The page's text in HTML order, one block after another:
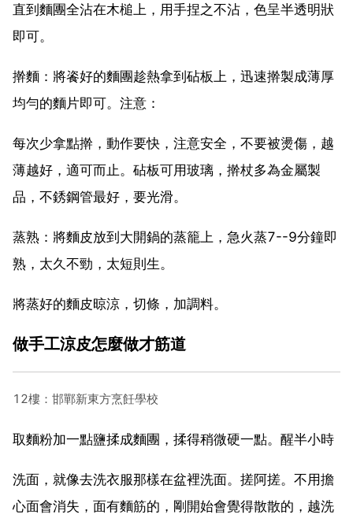
直到麵團全沾在木槌上，用手捏之不沾，色呈半透明狀
即可。
擀麵：將餈好的麵團趁熱拿到砧板上，迅速擀製成薄厚
均勻的麵片即可。注意：
每次少拿點擀，動作要快，注意安全，不要被燙傷，越
薄越好，適可而止。砧板可用玻璃，擀杖多為金屬製
品，不銹鋼管最好，要光滑。
蒸熟：將麵皮放到大開鍋的蒸籠上，急火蒸7--9分鐘即
熟，太久不勁，太短則生。
將蒸好的麵皮晾涼，切條，加調料。
做手工涼皮怎麼做才筋道
12樓：邯鄲新東方烹飪學校
取麵粉加一點鹽揉成麵團，揉得稍微硬一點。醒半小時
洗面，就像去洗衣服那樣在盆裡洗面。搓阿搓。不用擔
心面會消失，面有麵筋的，剛開始會覺得散散的，越洗